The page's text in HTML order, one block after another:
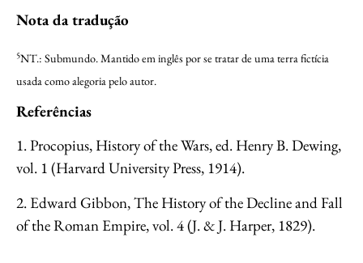
Nota da tradução
5NT.: Submundo. Mantido em inglês por se tratar de uma terra fictícia
usada como alegoria pelo autor.
Referências
1. Procopius, History of the Wars, ed. Henry B. Dewing,
vol. 1 (Harvard University Press, 1914).
2. Edward Gibbon, The History of the Decline and Fall
of the Roman Empire, vol. 4 (J. & J. Harper, 1829).